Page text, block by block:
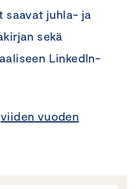
saavat juhla- ja
sekä
LinkedIn-
viiden vuoden